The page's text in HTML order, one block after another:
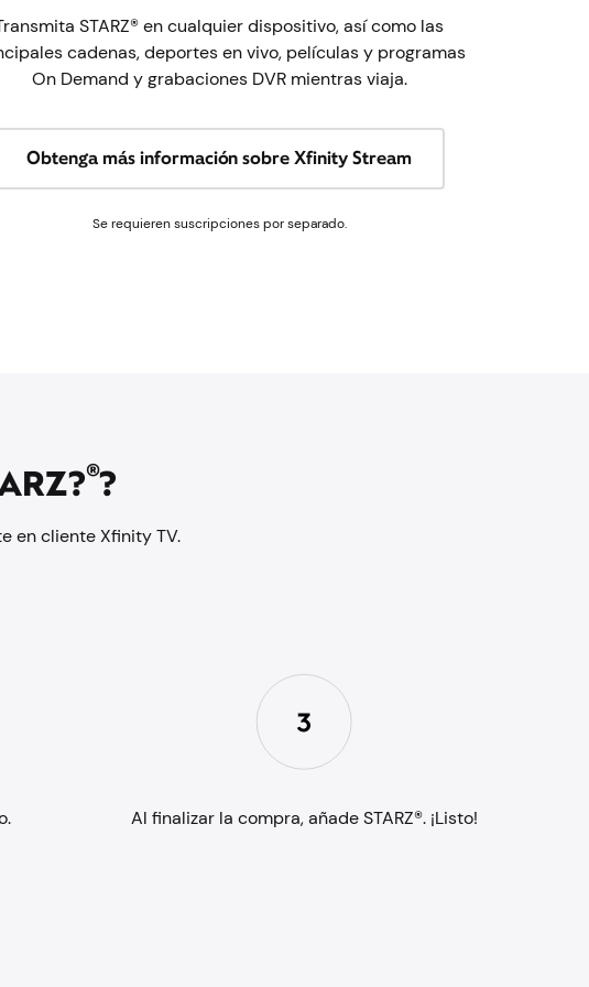
STARZ® en cualquier dispositivo, así como las
cadenas, deportes en vivo, películas y programas
On Demand y grabaciones DVR mientras viaja.
Obtenga más información sobre Xfinity Stream
Se requieren suscripciones por separado.
®?
en cliente Xfinity TV.
Al finalizar la compra, añade STARZ®. ¡Listo!